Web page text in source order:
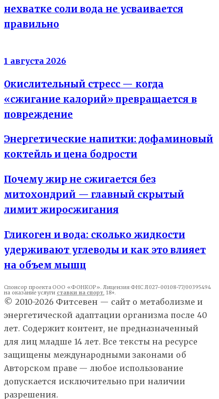
нехватке соли вода не усваивается
правильно
1 августа 2026
Окислительный стресс — когда
«сжигание калорий» превращается в
повреждение
Энергетические напитки: дофаминовый
коктейль и цена бодрости
Почему жир не сжигается без
митохондрий — главный скрытый
лимит жиросжигания
Гликоген и вода: сколько жидкости
удерживают углеводы и как это влияет
на объем мышц
Спонсор проекта ООО «ФОНКОР». Лицензия ФНС Л027-00108-77/00395494
на оказание услуги ставки на спорт, 18+.
© 2010-2026 Фитсевен — сайт о метаболизме и
энергетической адаптации организма после 40
лет. Содержит контент, не предназначенный
для лиц младше 14 лет. Все тексты на ресурсе
защищены международными законами об
Авторском праве — любое использование
допускается исключительно при наличии
разрешения.